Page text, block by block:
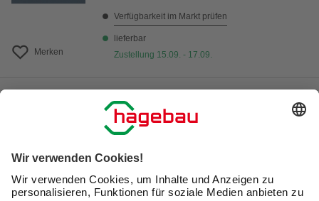
Merken
Verfügbarkeit im Markt prüfen
lieferbar
Zustellung 15.09. - 17.09.
Vollkassettenmarkise »Casaya«, BxL: 600 x 600
cm, Anthrazit
lieferbar